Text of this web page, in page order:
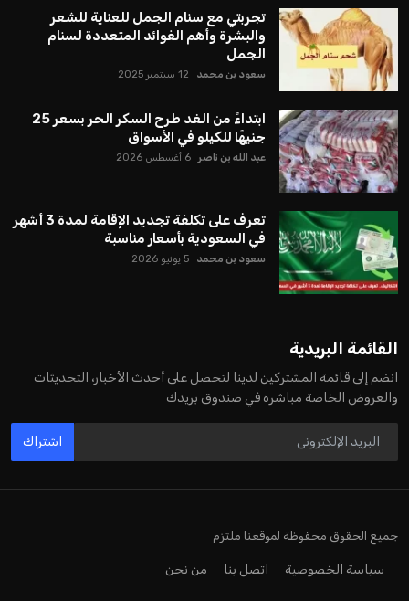
تجربتي مع سنام الجمل للعناية للشعر
والبشرة وأهم الفوائد المتعددة لسنام
الجمل
سعود بن محمد 12 سبتمبر 2025
ابتداءً من الغد طرح السكر الحر بسعر 25
جنيهًا للكيلو في الأسواق
عبد الله بن ناصر 6 أغسطس 2026
تعرف على تكلفة تجديد الإقامة لمدة 3 أشهر
في السعودية بأسعار مناسبة
سعود بن محمد 5 يونيو 2026
القائمة البريدية
انضم إلى قائمة المشتركين لدينا لتحصل على أحدث الأخبار، التحديثات
والعروض الخاصة مباشرة في صندوق بريدك
اشتراك
جميع الحقوق محفوظة لموقعنا ملتزم
سياسة الخصوصية اتصل بنا من نحن